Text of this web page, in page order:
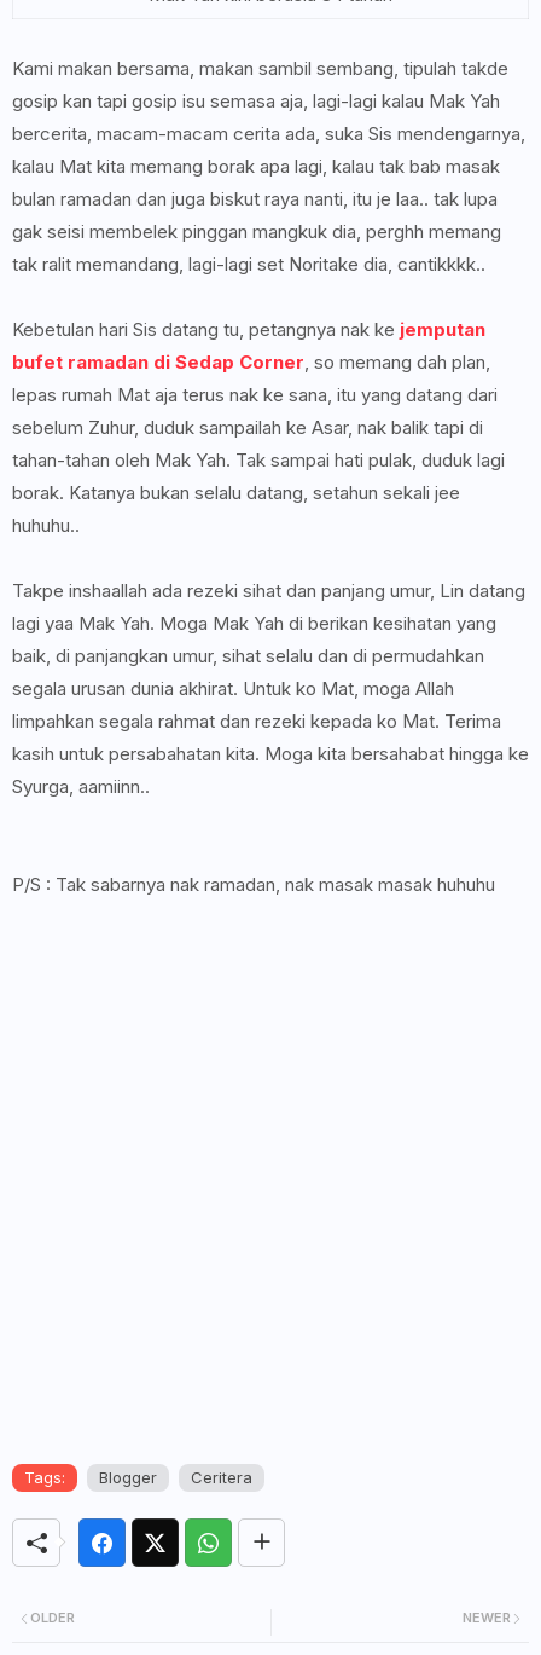
Kami makan bersama, makan sambil sembang, tipulah takde
gosip kan tapi gosip isu semasa aja, lagi-lagi kalau Mak Yah
bercerita, macam-macam cerita ada, suka Sis mendengarnya,
kalau Mat kita memang borak apa lagi, kalau tak bab masak
bulan ramadan dan juga biskut raya nanti, itu je laa.. tak lupa
gak seisi membelek pinggan mangkuk dia, perghh memang
tak ralit memandang, lagi-lagi set Noritake dia, cantikkkk..
Kebetulan hari Sis datang tu, petangnya nak ke jemputan
bufet ramadan di Sedap Corner, so memang dah plan,
lepas rumah Mat aja terus nak ke sana, itu yang datang dari
sebelum Zuhur, duduk sampailah ke Asar, nak balik tapi di
tahan-tahan oleh Mak Yah. Tak sampai hati pulak, duduk lagi
borak. Katanya bukan selalu datang, setahun sekali jee
huhuhu..
Takpe inshaallah ada rezeki sihat dan panjang umur, Lin datang
lagi yaa Mak Yah. Moga Mak Yah di berikan kesihatan yang
baik, di panjangkan umur, sihat selalu dan di permudahkan
segala urusan dunia akhirat. Untuk ko Mat, moga Allah
limpahkan segala rahmat dan rezeki kepada ko Mat. Terima
kasih untuk persabahatan kita. Moga kita bersahabat hingga ke
Syurga, aamiinn..
P/S : Tak sabarnya nak ramadan, nak masak masak huhuhu
Tags: Blogger Ceritera
NEWER
OLDER